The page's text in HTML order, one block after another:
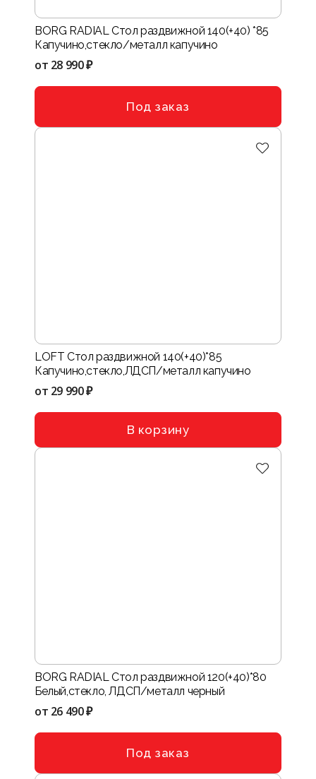
BORG RADIAL Стол раздвижной 140(+40) *85
Капучино,стекло/металл капучино
от 28 990 ₽
Под заказ
LOFT Стол раздвижной 140(+40)*85
Капучино,стекло,ЛДСП/металл капучино
от 29 990 ₽
В корзину
BORG RADIAL Стол раздвижной 120(+40)*80
Белый,стекло, ЛДСП/металл черный
от 26 490 ₽
Под заказ